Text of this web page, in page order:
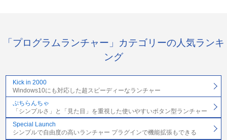
「プログラムランチャー」カテゴリーの人気ランキ
ング
Kick in 2000
Windows10にも対応した超スピーディーなランチャー
ぷちらんちゃ
「シンプルさ」と「見た目」を重視した使いやすいボタン型ランチャー
Special Launch
シンプルで自由度の高いランチャー プラグインで機能拡張もできる